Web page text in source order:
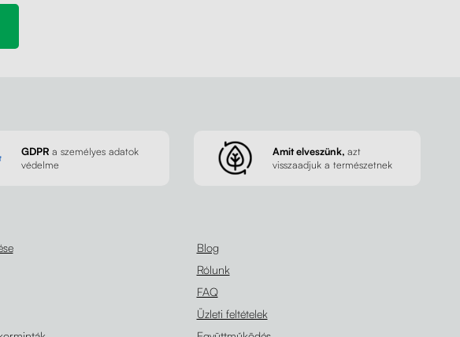
GDPR a személyes adatok
védelme
Amit elveszünk, azt
visszaadjuk a természetnek
Blog
Rólunk
FAQ
Üzleti feltételek